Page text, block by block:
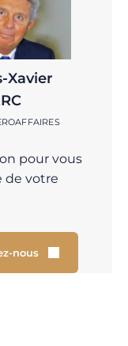
Xavier
pour vous
de votre
nous